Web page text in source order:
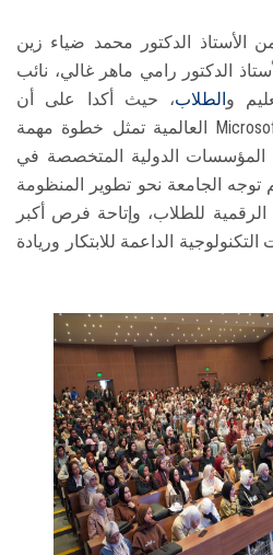
الأستاذ الدكتور محمد ضياء زين
الدكتور رامي ماهر غالي، نائب
و الطلاب، حيث أكدا على أن
Microsoft العالمية تمثل خطوة مهمة
المؤسسات الدولية المتخصصة في
توجه الجامعة نحو تطوير المنظومة
الرقمية للطلاب، وإتاحة فرص أكبر
الداعمة للابتكار وريادة